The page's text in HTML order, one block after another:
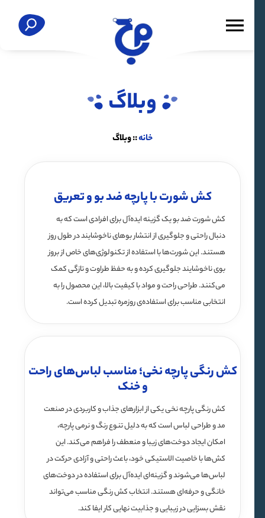
وبلاگ
خانه::وبلاگ
کش شورت با پارچه ضد بو و تعریق
کش شورت ضد بو یک گزینه ایده‌آل برای افرادی است که به
دنبال راحتی و جلوگیری از انتشار بوهای ناخوشایند در طول روز
هستند. این شورت‌ها با استفاده از تکنولوژی‌های خاص از بروز
بوی ناخوشایند جلوگیری کرده و به حفظ طراوت و تازگی کمک
می‌کنند. طراحی راحت و مواد با کیفیت بالا، این محصول را به
انتخابی مناسب برای استفاده‌ی روزمره تبدیل کرده است.
کش رنگی پارچه نخی؛ مناسب لباس‌های راحت
و خنک
کش رنگی پارچه نخی یکی از ابزارهای جذاب و کاربردی در صنعت
مد و طراحی لباس است که به دلیل تنوع رنگ و نرمی پارچه،
امکان ایجاد دوخت‌های زیبا و منعطف را فراهم می‌کند. این
کش‌ها با خاصیت الاستیکی خود، باعث راحتی و آزادی حرکت در
لباس‌ها می‌شوند و گزینه‌ای ایده‌آل برای استفاده در دوخت‌های
خانگی و حرفه‌ای هستند. انتخاب کش رنگی مناسب می‌تواند
نقش بسزایی در زیبایی و جذابیت نهایی کار ایفا کند.